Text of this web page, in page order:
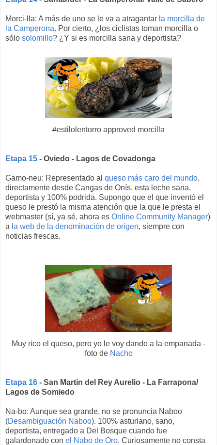
Morci-lla: A más de uno se le va a atragantar la morcilla de
la Camperona. Por cierto, ¿los ciclistas toman morcilla o
sólo solomillo? ¿Y si es morcilla sana y deportista?
#estilolentorro approved morcilla
Etapa 15 - Oviedo - Lagos de Covadonga
Gamo-neu: Representado al queso más caro del mundo,
directamente desde Cangas de Onís, esta leche sana,
deportista y 100% podrida. Supongo que el que inventó el
queso le prestó la misma atención que la que le presta el
webmaster (sí, ya sé, ahora es Online Community Manager)
a la web de la denominación de origen, siempre con
noticias frescas.
Muy rico el queso, pero yo le voy dando a la empanada -
foto de Nacho
Etapa 16 - San Martín del Rey Aurelio - La Farrapona/
Lagos de Somiedo
Na-bo: Aunque sea grande, no se pronuncia Naboo
(Desambiguación Naboo). 100% asturiano, sano,
deportista, entregado a Del Bosque cuando fue
galardonado con el Nabo de Oro. Curiosamente no consta